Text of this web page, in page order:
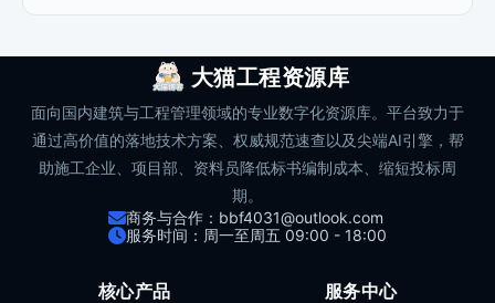
大猫工程资源库
面向国内建筑与工程管理领域的专业数字化资源库。平台致力于
通过高价值的落地技术方案、权威规范速查以及尖端AI引擎，帮
助施工企业、项目部、资料员降低标书编制成本、缩短投标周
期。
商务与合作：bbf4031@outlook.com
服务时间：周一至周五 09:00 - 18:00
核心产品 服务中心